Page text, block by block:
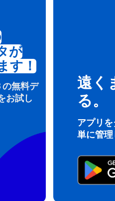
How do I get my eSim?
To get your eSIM, start by
contact your mobile
provide you with a QR code or
in your device settings. Once
without needing a physical SIM
が
す！
の無料デ
お試し
遠く
る。
アプリ
単に管
ログ
アカウントにログインするか